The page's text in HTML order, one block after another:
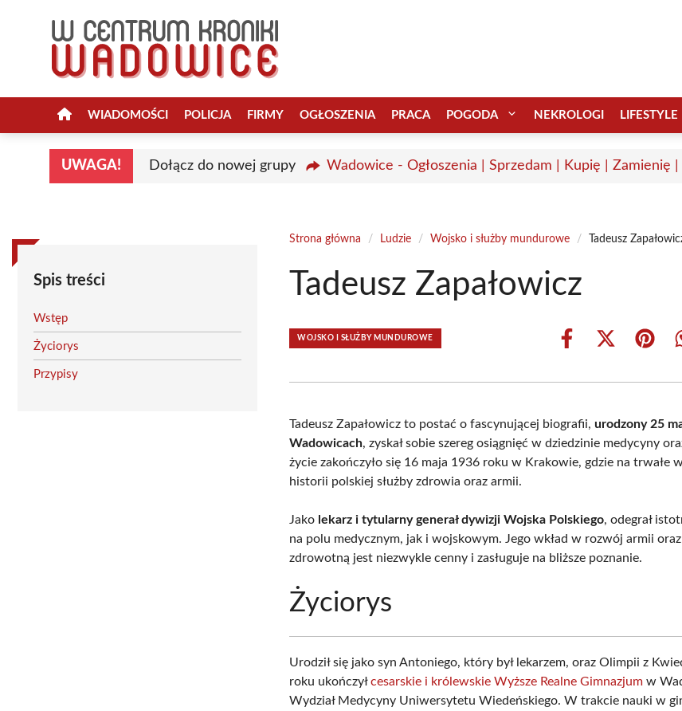
WIADOMOŚCI POLICJA FIRMY OGŁOSZENIA PRACA POGODA NEKROLOGI LIFESTYLE
UWAGA! Dołącz do nowej grupy Wadowice - Ogłoszenia | Sprzedam | Kupię | Zamienię |
Spis treści
Wstęp
Życiorys
Przypisy
Strona główna / Ludzie / Wojsko i służby mundurowe / Tadeusz
Tadeusz Zapałowicz
WOJSKO I SŁUŻBY MUNDUROWE
Share
Share
(Twitter)
Share
Tadeusz Zapałowicz to postać o fascynującej biografii,urodzony 25
Wadowicach, zyskał sobie szereg osiągnięć w dziedzinie medycyny
życie zakończyło się 16 maja 1936 roku w Krakowie, gdzie na trwałe
historii polskiej służby zdrowia oraz armii.
Jako lekarz i tytularny generał dywizji Wojska Polskiego, odegrał
na polu medycznym, jak i wojskowym. Jego wkład w rozwój armii
zdrowotną jest niezwykle cenny i zasługuje na bliższe poznanie.
Życiorys
Urodził się jako syn Antoniego, który był lekarzem, oraz Olimpii z
roku ukończyłcesarskie i królewskie Wyższe Realne Gimnazjum w
Wydział Medycyny Uniwersytetu Wiedeńskiego. W trakcie nauki w